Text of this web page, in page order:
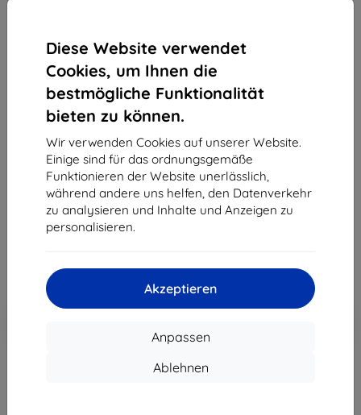
Diese Website verwendet
Cookies, um Ihnen die
bestmögliche Funktionalität
bieten zu können.
Wir verwenden Cookies auf unserer Website.
Einige sind für das ordnungsgemäße
Funktionieren der Website unerlässlich,
während andere uns helfen, den Datenverkehr
zu analysieren und Inhalte und Anzeigen zu
personalisieren.
Akzeptieren
Anpassen
Ablehnen
3MK Folia ARC+ FS Xiaomi Mi 11 Ultra 5G
Fullscreen-Folie
Geeignet für: Xiaomi Mi 11 Ultra
Produktbeschreibung
11,90 €
10,71 €
ohne MWSt
In den